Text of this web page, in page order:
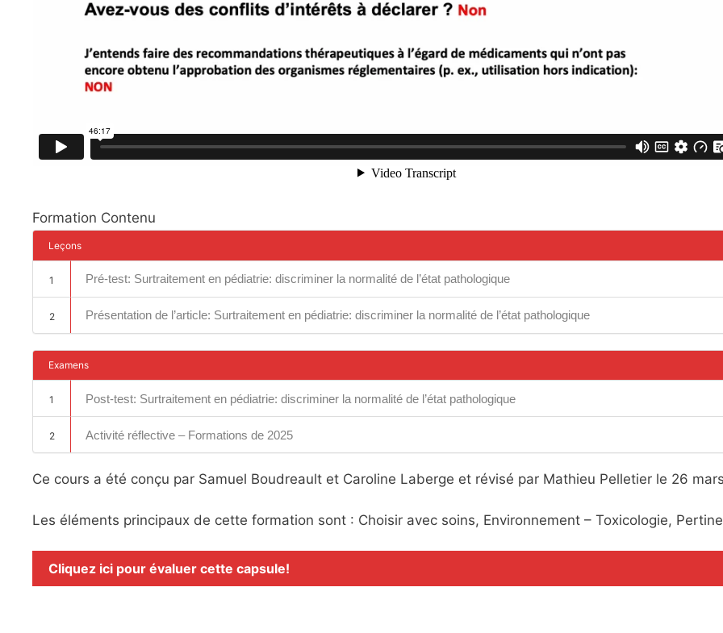
Formation Contenu
Leçons
1 Pré-test: Surtraitement en pédiatrie: discriminer la normalité de l’état pathologique
2 Présentation de l’article: Surtraitement en pédiatrie: discriminer la normalité de l’état pathologique
Examens
1 Post-test: Surtraitement en pédiatrie: discriminer la normalité de l’état pathologique
2 Activité réflective – Formations de 2025
Ce cours a été conçu par Samuel Boudreault et Caroline Laberge et révisé par Mathieu Pelletier le 26
Les éléments principaux de cette formation sont : Choisir avec soins, Environnement – Toxicologie,
Cliquez ici pour évaluer cette capsule!